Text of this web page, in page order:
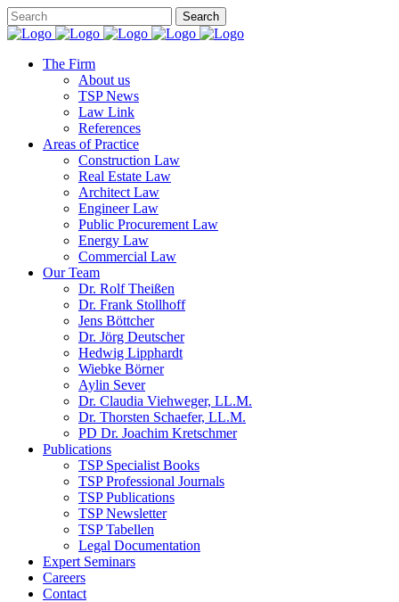
The Firm
About us
TSP News
Law Link
References
Areas of Practice
Construction Law
Real Estate Law
Architect Law
Engineer Law
Public Procurement Law
Energy Law
Commercial Law
Our Team
Dr. Rolf Theißen
Dr. Frank Stollhoff
Jens Böttcher
Dr. Jörg Deutscher
Hedwig Lipphardt
Wiebke Börner
Aylin Sever
Dr. Claudia Viehweger, LL.M.
Dr. Thorsten Schaefer, LL.M.
PD Dr. Joachim Kretschmer
Publications
TSP Specialist Books
TSP Professional Journals
TSP Publications
TSP Newsletter
TSP Tabellen
Legal Documentation
Expert Seminars
Careers
Contact